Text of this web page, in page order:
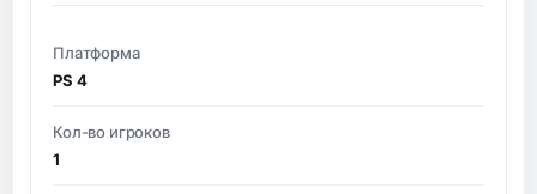
Платформа
PS 4
Кол-во игроков
1